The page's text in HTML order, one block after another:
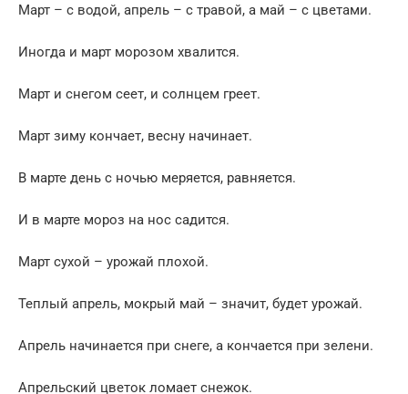
Март – с водой, апрель – с травой, а май – с цветами.
Иногда и март морозом хвалится.
Март и снегом сеет, и солнцем греет.
Март зиму кончает, весну начинает.
В марте день с ночью меряется, равняется.
И в марте мороз на нос садится.
Март сухой – урожай плохой.
Теплый апрель, мокрый май – значит, будет урожай.
Апрель начинается при снеге, а кончается при зелени.
Апрельский цветок ломает снежок.